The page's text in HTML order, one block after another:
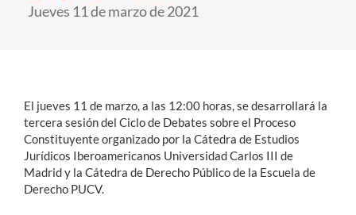
Formación Continua
Funcionarios
Alumni
Jueves 11 de marzo de 2021
El jueves 11 de marzo, a las 12:00 horas, se desarrollará la
tercera sesión del Ciclo de Debates sobre el Proceso
Constituyente organizado por la Cátedra de Estudios
Jurídicos Iberoamericanos Universidad Carlos III de
Madrid y la Cátedra de Derecho Público de la Escuela de
Derecho PUCV.